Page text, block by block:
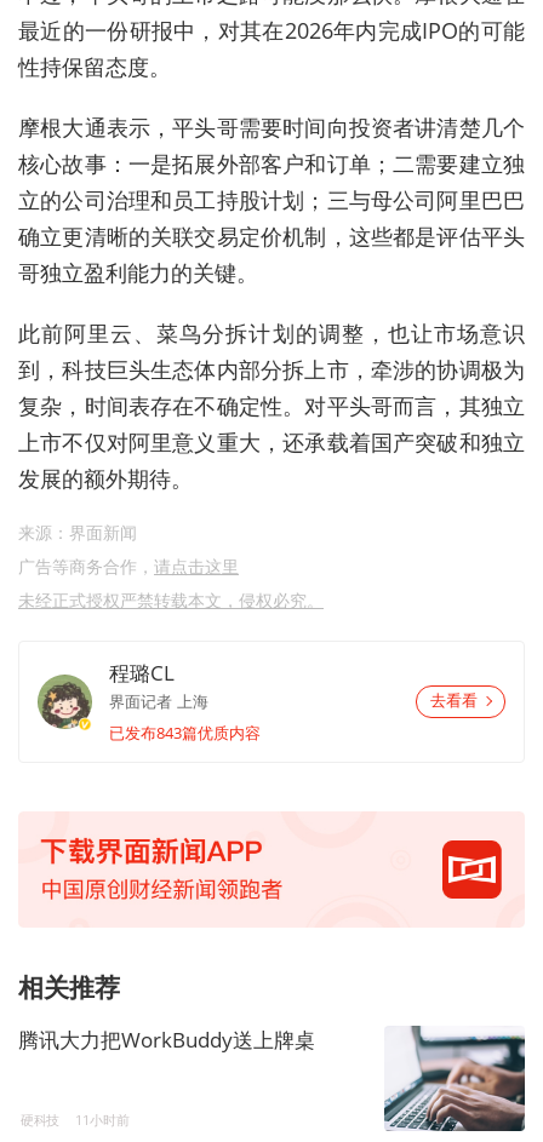
最近的一份研报中，对其在2026年内完成IPO的可能
性持保留态度。
摩根大通表示，平头哥需要时间向投资者讲清楚几个
核心故事：一是拓展外部客户和订单；二需要建立独
立的公司治理和员工持股计划；三与母公司阿里巴巴
确立更清晰的关联交易定价机制，这些都是评估平头
哥独立盈利能力的关键。
此前阿里云、菜鸟分拆计划的调整，也让市场意识
到，科技巨头生态体内部分拆上市，牵涉的协调极为
复杂，时间表存在不确定性。 对平头哥而言，其独立
上市不仅对阿里意义重大 ，还承载着国产突破和独立
发展的额外期待。
来源：界面新闻
广告等商务合作， 请点击这里
未经正式授权严禁转载本文，侵权必究。
程璐CL
界面记者 上海
已发布843篇优质内容
去看看
相关推荐
腾讯大力把WorkBuddy送上牌桌
硬科技 11小时前